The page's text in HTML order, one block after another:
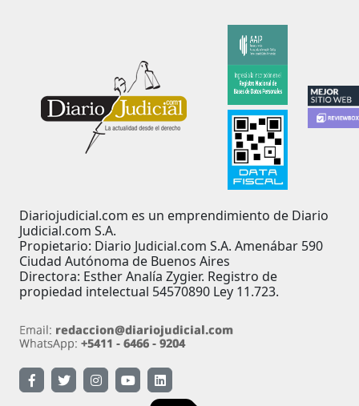
Diariojudicial.com es un emprendimiento de Diario
Judicial.com S.A.
Propietario: Diario Judicial.com S.A. Amenábar 590
Ciudad Autónoma de Buenos Aires
Directora: Esther Analía Zygier. Registro de
propiedad intelectual 54570890 Ley 11.723.